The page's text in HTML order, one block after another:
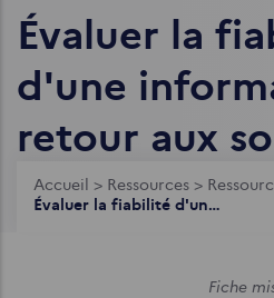
Évaluer la
d'une
retour aux
Fil
Accueil > Ressources >
Évaluer la fiabilité d'une information : retour aux sources
Fiche